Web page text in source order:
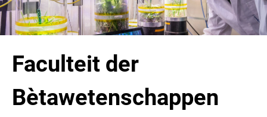
Faculteit der
Bètawetenschappen